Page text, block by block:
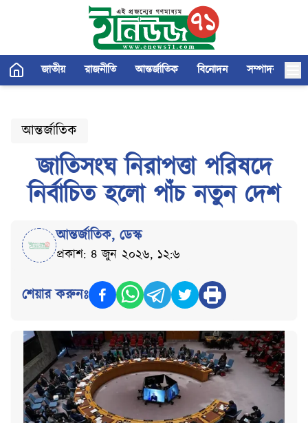
জাতীয় রাজনীতি আন্তর্জাতিক বিনোদন সম্পাদকীয়
আন্তর্জাতিক
জাতিসংঘ নিরাপত্তা পরিষদে
নির্বাচিত হলো পাঁচ নতুন দেশ
আন্তর্জাতিক, ডেস্ক
প্রকাশ: ৪ জুন ২০২৬, ১২:৬
শেয়ার করুনঃ